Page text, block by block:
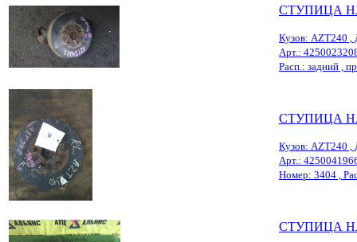
СТУПИЦА НА
Кузов: AZT240 ,
Арт.:
Расп.: задний ,
СТУПИЦА НА
Кузов: AZT240 ,
Арт.:
Номер: 3404 ,
СТУПИЦА НА